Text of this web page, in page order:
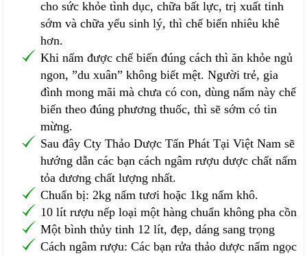
cho sức khỏe tình dục, chữa bất lực, trị xuất tinh
sớm và chữa yếu sinh lý, thì chế biến nhiêu khê
hơn.
Khi nấm được chế biến đúng cách thì ăn khỏe ngủ
ngon, ”du xuân” không biết mệt. Người trẻ, gia
đình mong mãi mà chưa có con, dùng nấm này chế
biến theo đúng phương thuốc, thì sẽ sớm có tin
mừng.
Sau đây Cty Thảo Dược Tấn Phát Tại Việt Nam sẽ
hướng dẫn các bạn cách ngâm rượu dược chất nấm
tỏa dương chất lượng nhất.
Chuẩn bị: 2kg nấm tươi hoặc 1kg nấm khô.
10 lít rượu nếp loại một hàng chuẩn không pha cồn
Một bình thủy tinh 12 lít, đẹp, dáng sang trọng
Cách ngâm rượu: Các bạn rửa thảo dược nấm ngọc